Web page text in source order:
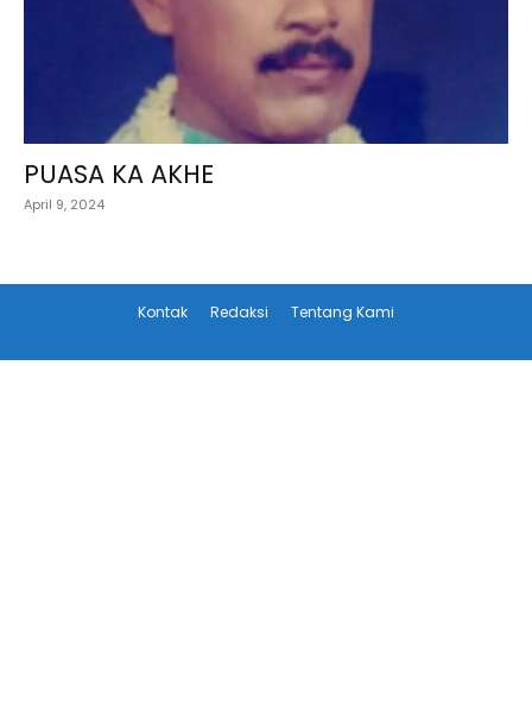
PUASA KA AKHE
April 9, 2024
Kontak Redaksi Tentang Kami